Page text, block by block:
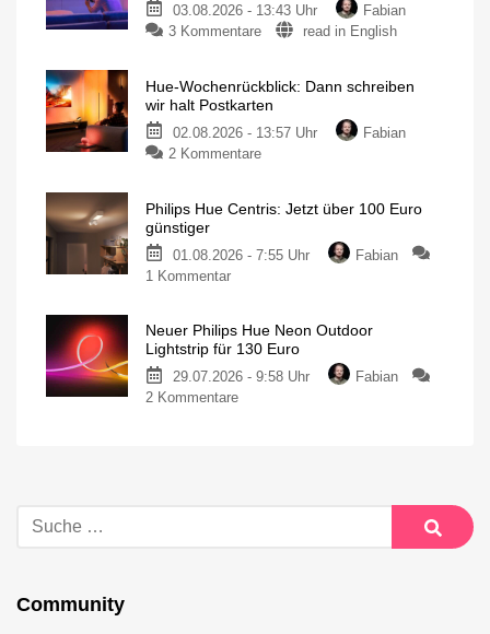
03.08.2026 - 13:43 Uhr
Fabian
3 Kommentare
read in English
Hue-Wochenrückblick: Dann schreiben
wir halt Postkarten
02.08.2026 - 13:57 Uhr
Fabian
2 Kommentare
Philips Hue Centris: Jetzt über 100 Euro
günstiger
01.08.2026 - 7:55 Uhr
Fabian
1 Kommentar
Neuer Philips Hue Neon Outdoor
Lightstrip für 130 Euro
29.07.2026 - 9:58 Uhr
Fabian
2 Kommentare
Community